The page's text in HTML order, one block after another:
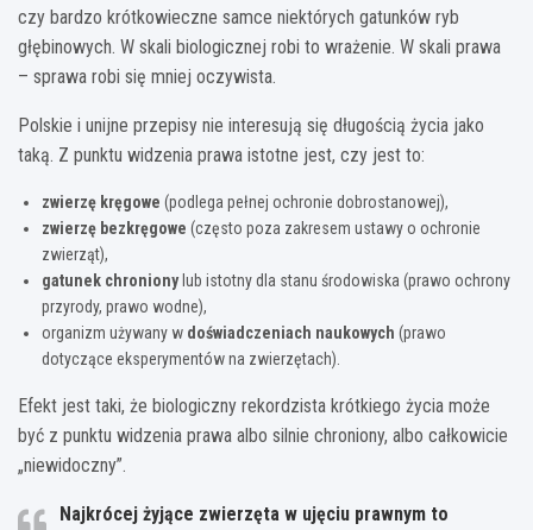
czy bardzo krótkowieczne samce niektórych gatunków ryb
głębinowych. W skali biologicznej robi to wrażenie. W skali prawa
– sprawa robi się mniej oczywista.
Polskie i unijne przepisy nie interesują się długością życia jako
taką. Z punktu widzenia prawa istotne jest, czy jest to:
zwierzę kręgowe (podlega pełnej ochronie dobrostanowej),
zwierzę bezkręgowe (często poza zakresem ustawy o ochronie
zwierząt),
gatunek chronionylub istotny dla stanu środowiska (prawo ochrony
przyrody, prawo wodne),
organizm używany w doświadczeniach naukowych (prawo
dotyczące eksperymentów na zwierzętach).
Efekt jest taki, że biologiczny rekordzista krótkiego życia może
być z punktu widzenia prawa albo silnie chroniony, albo całkowicie
„niewidoczny”.
Najkrócej żyjące zwierzęta w ujęciu prawnym to